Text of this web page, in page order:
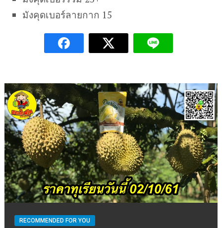
มังคุดเบอร์ลายกาก 15
RECOMMENDED FOR YOU